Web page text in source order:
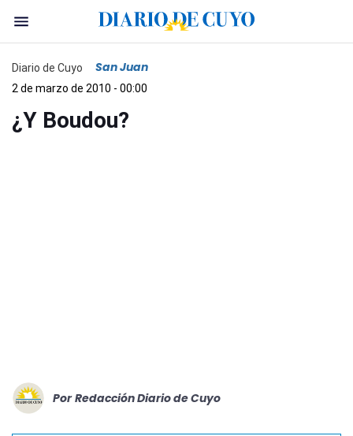
Diario de Cuyo San Juan
2 de marzo de 2010 - 00:00
¿Y Boudou?
Por Redacción Diario de Cuyo